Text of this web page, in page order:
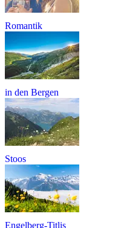
Romantik
in den Bergen
Stoos
Engelberg-Titlis